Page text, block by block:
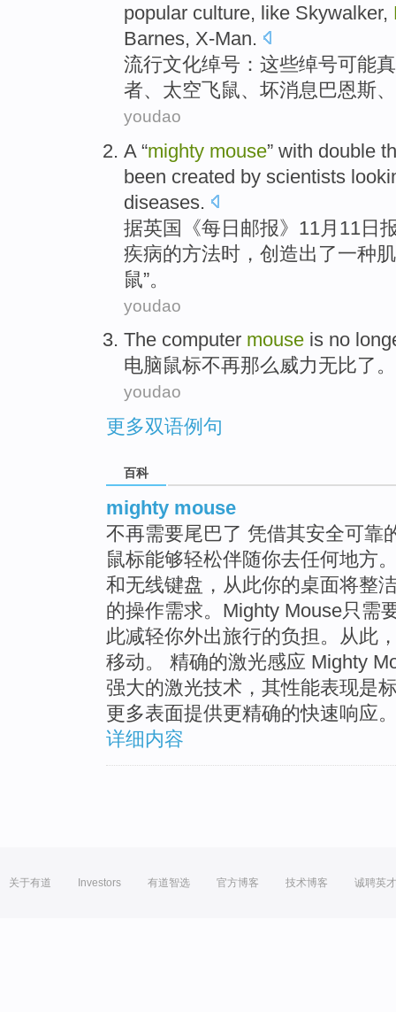
popular culture, like Skywalker,
Barnes, X-Man.
流行文化绰号 ： 这些绰号可能
者、太空飞鼠、 坏消息巴恩斯
youdao
A “mighty mouse” with double
been created by scientists
diseases.
据英国《每日邮报》11月11日
疾病的方法时 ， 创造出了一种
鼠”。
youdao
The computer mouse is no
电脑鼠标不再那么威力无比了 。
youdao
更多双语例句
百科
mighty mouse
不再需要尾巴了 凭借其安全可靠
鼠标能够轻松伴随你去任何地方
和无线键盘，从此你的桌面将整
的操作需求。Mighty Mouse只需
此减轻你外出旅行的负担。从此
移动。 精确的激光感应 Mighty
强大的激光技术，其性能表现是
更多表面提供更精确的快速响应
详细内容
关于有道 Investors 有道智选 官方博客 技术博客 诚聘英才